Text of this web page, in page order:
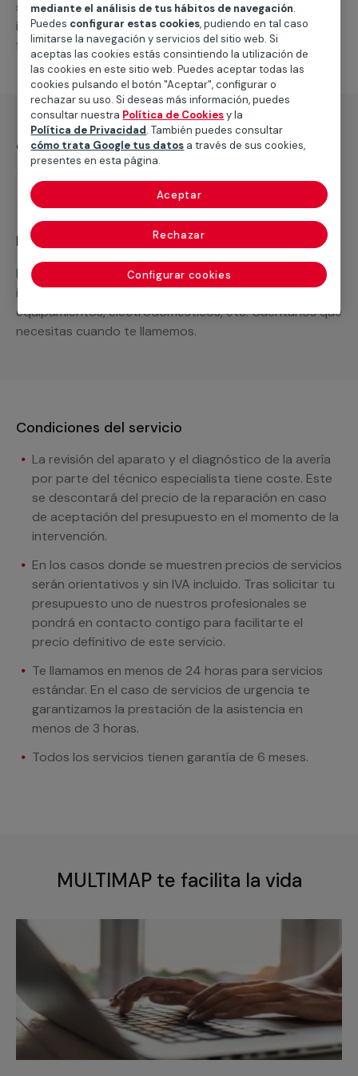
suministro de los materiales necesarios, las
intervenciones a realizar, o la mano de obra que hará
falta para completar tu proyecto.
¿Qué incluye?
Recuerda que en MULTIMAP
Podemos ofrecer cualquier servicio a medida
incluyendo todo lo que necesites: materiales,
equipamientos, electrodomésticos, etc. Cuéntanos que
necesitas cuando te llamemos.
Condiciones del servicio
La revisión del aparato y el diagnóstico de la avería
por parte del técnico especialista tiene coste. Este
se descontará del precio de la reparación en caso
de aceptación del presupuesto en el momento de la
intervención.
En los casos donde se muestren precios de servicios
serán orientativos y sin IVA incluido. Tras solicitar tu
presupuesto uno de nuestros profesionales se
pondrá en contacto contigo para facilitarte el
precio definitivo de este servicio.
Te llamamos en menos de 24 horas para servicios
estándar. En el caso de servicios de urgencia te
garantizamos la prestación de la asistencia en
menos de 3 horas.
Todos los servicios tienen garantía de 6 meses.
MULTIMAP te facilita la vida
mediante el análisis de tus hábitos de navegación.
Puedes configurar estas cookies, pudiendo en tal caso
limitarse la navegación y servicios del sitio web. Si
aceptas las cookies estás consintiendo la utilización de
las cookies en este sitio web. Puedes aceptar todas las
cookies pulsando el botón "Aceptar", configurar o
rechazar su uso. Si deseas más información, puedes
consultar nuestra Política de Cookiesy la
Política de Privacidad. También puedes consultar
cómo trata Google tus datos a través de sus cookies,
presentes en esta página.
Configurar cookies
Rechazar
Aceptar